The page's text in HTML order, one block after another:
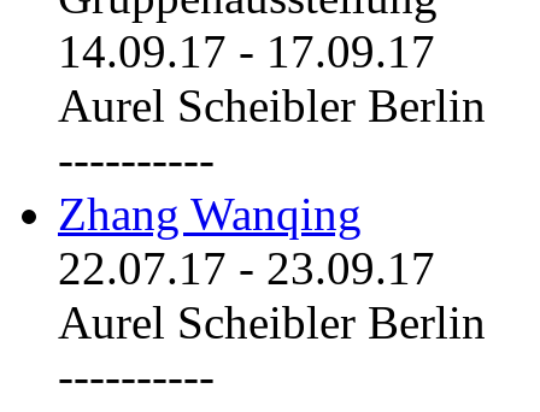
14.09.17 - 17.09.17
Aurel Scheibler Berlin
----------
Zhang Wanqing
22.07.17 - 23.09.17
Aurel Scheibler Berlin
----------